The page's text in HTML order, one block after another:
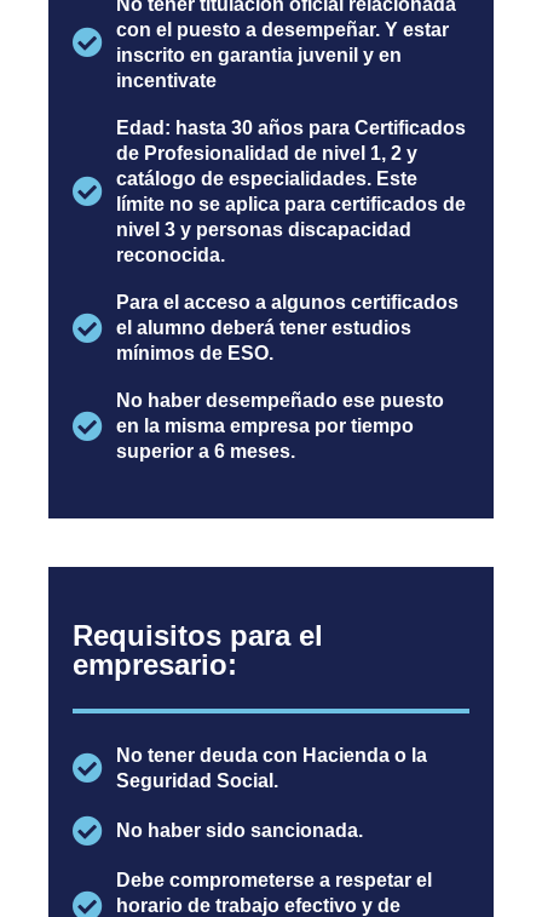
con el puesto a desempeñar. Y estar
inscrito en garantia juvenil y en
incentivate
Edad: hasta 30 años para Certificados
de Profesionalidad de nivel 1, 2 y
catálogo de especialidades. Este
límite no se aplica para certificados de
nivel 3 y personas discapacidad
reconocida.
Para el acceso a algunos certificados
el alumno deberá tener estudios
mínimos de ESO.
No haber desempeñado ese puesto
en la misma empresa por tiempo
superior a 6 meses.
Requisitos para el
empresario:
No tener deuda con Hacienda o la
Seguridad Social.
No haber sido sancionada.
Debe comprometerse a respetar el
horario de trabajo efectivo y de